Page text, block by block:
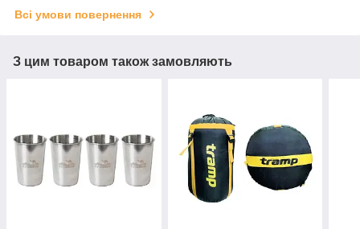
Всі умови повернення
З цим товаром також замовляють